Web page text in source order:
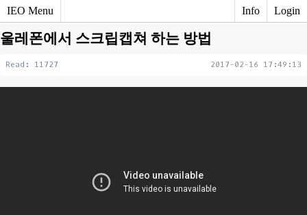
IEO Menu Info Login
울레폰에서 스크립캡쳐 하는 방법
Read: 11727 2017-02-16 17:49:13